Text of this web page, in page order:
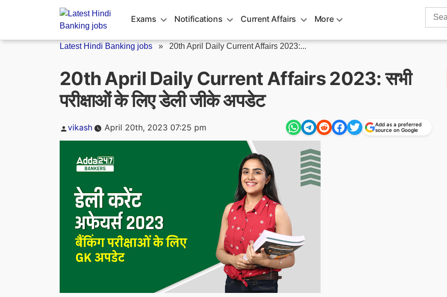
Exams Notifications Current Affairs More
Search
Latest Hindi Banking jobs » 20th April Daily Current Affairs 2023:...
20th April Daily Current Affairs 2023: सभी
परीक्षाओं के लिए डेली जीके अपडेट
Posted
vikash April 20th, 2023 07:25 pm
Add as a preferred
source on Google